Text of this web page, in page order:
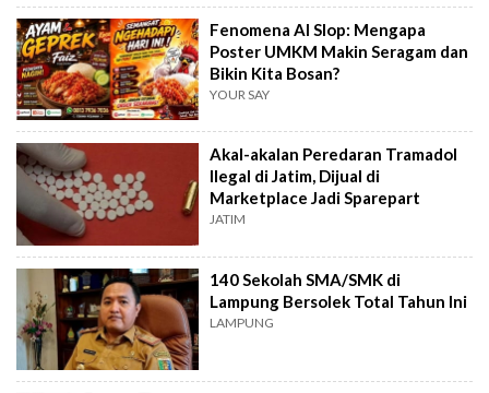
Fenomena AI Slop: Mengapa
Poster UMKM Makin Seragam dan
Bikin Kita Bosan?
YOUR SAY
Akal-akalan Peredaran Tramadol
Ilegal di Jatim, Dijual di
Marketplace Jadi Sparepart
JATIM
140 Sekolah SMA/SMK di
Lampung Bersolek Total Tahun Ini
LAMPUNG